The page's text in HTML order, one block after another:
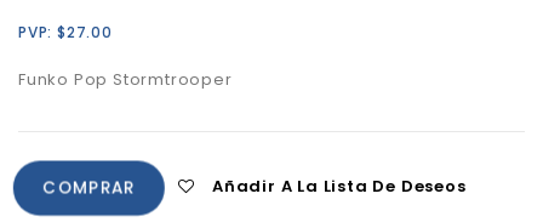
PVP: $27.00
Funko Pop Stormtrooper
COMPRAR Añadir A La Lista De Deseos